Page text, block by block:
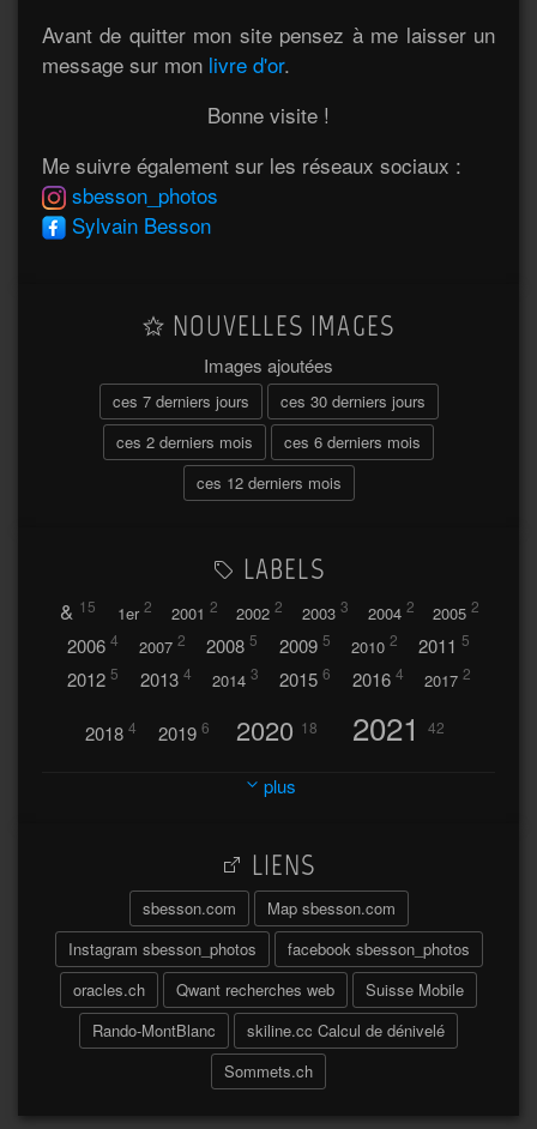
Avant de quitter mon site pensez à me laisser un
message sur mon livre d'or.
Bonne visite !
Me suivre également sur les réseaux sociaux :
sbesson_photos
Sylvain Besson
NOUVELLES IMAGES
Images ajoutées
ces 7 derniers jours
ces 30 derniers jours
ces 2 derniers mois
ces 6 derniers mois
ces 12 derniers mois
LABELS
& 15 1er 2 2001 2 2002 2 2003 3 2004 2 2005 2
2006 4 2007 2 2008 5 2009 5 2010 2 2011 5
2012 5 2013 4 2014 3 2015 6 2016 4 2017 2
2018 4 2019 6 2020 18 2021 42
2023 32
2026
A travers l'hublot 17 Abländschen 3
Açores 2004 64 Adelboden 2
Adonis 6
Afrique du Sud 2019
plus
LIENS
sbesson.com
Map sbesson.com
Instagram sbesson_photos
facebook sbesson_photos
oracles.ch
Qwant recherches web
Suisse Mobile
Rando-MontBlanc
skiline.cc Calcul de dénivelé
Sommets.ch